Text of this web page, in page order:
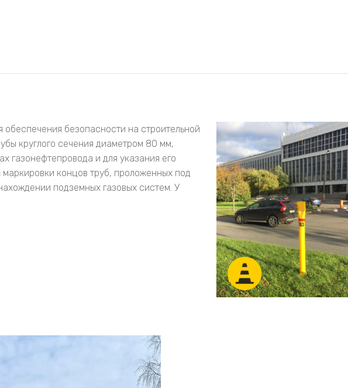
безопасности на строительной
круглого сечения диаметром 80 мм,
газонефтепровода и для указания его
концов труб, проложенных под
подземных газовых систем. У